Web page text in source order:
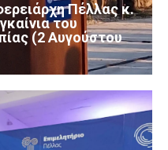
Πέλλας κ.
του
(2 Αυγούστου